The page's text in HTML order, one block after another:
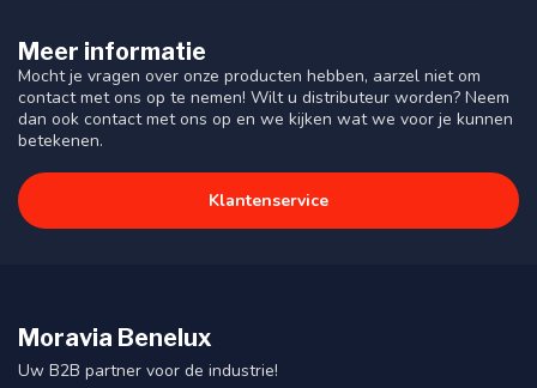
Meer informatie
Mocht je vragen over onze producten hebben, aarzel niet om
contact met ons op te nemen! Wilt u distributeur worden? Neem
dan ook contact met ons op en we kijken wat we voor je kunnen
betekenen.
Klantenservice
Moravia Benelux
Uw B2B partner voor de industrie!